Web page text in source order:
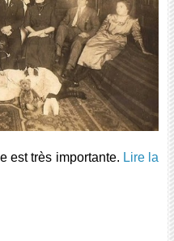
est très importante. Lire la